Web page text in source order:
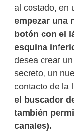
al costado, en
empezar una
botón con el
esquina
desea crear
secreto, un
contacto de la
el buscador
también
canales).